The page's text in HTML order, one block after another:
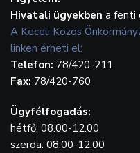
Hivatali ügyekben a fenti
A Keceli Közös
linken érheti el:
Telefon: 78/420-211
Fax: 78/420-760
Ügyfélfogadás:
hétfő: 08.00-12.00
szerda: 08.00-12.00